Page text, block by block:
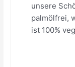
unsere
palmölfrei,
ist 100%